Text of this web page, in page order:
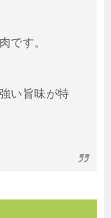
です。
い旨味が特